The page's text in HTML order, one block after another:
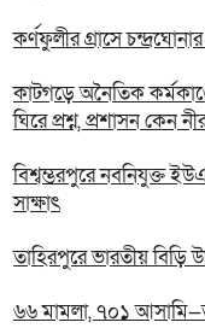
কর্ণফুলীর গ্রাসে
কাটগড়ে অনৈতিক
ঘিরে প্রশ্ন, প্রশাসন কেন
বিশ্বম্ভরপুরে নবনিযুক্ত
সাক্ষাৎ
তাহিরপুরে ভারতীয় বিড়ি
৬৬ মামলা, ৭০১